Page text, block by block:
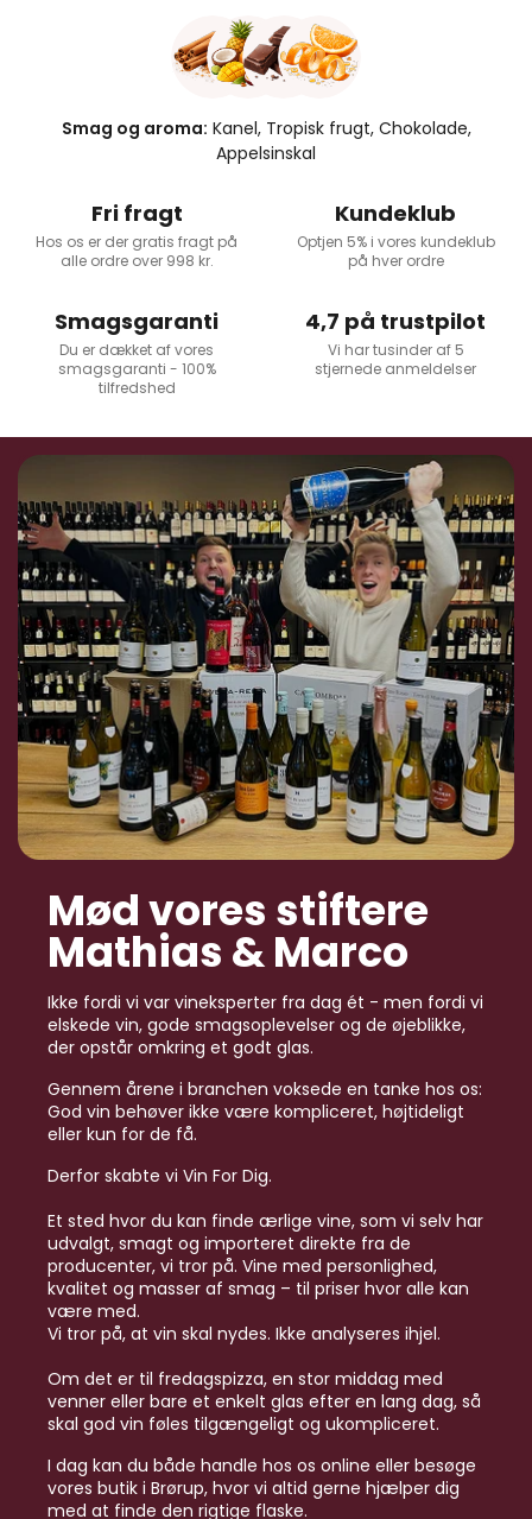
Smag og aroma: Kanel, Tropisk frugt, Chokolade,
Appelsinskal
Fri fragt
Hos os er der gratis fragt på
alle ordre over 998 kr.
Kundeklub
Optjen 5% i vores kundeklub
på hver ordre
Smagsgaranti
Du er dækket af vores
smagsgaranti - 100%
tilfredshed
4,7 på trustpilot
Vi har tusinder af 5
stjernede anmeldelser
Mød vores stiftere
Mathias & Marco
Ikke fordi vi var vineksperter fra dag ét - men fordi vi
elskede vin, gode smagsoplevelser og de øjeblikke,
der opstår omkring et godt glas.
Gennem årene i branchen voksede en tanke hos os:
God vin behøver ikke være kompliceret, højtideligt
eller kun for de få.
Derfor skabte vi Vin For Dig.
Et sted hvor du kan finde ærlige vine, som vi selv har
udvalgt, smagt og importeret direkte fra de
producenter, vi tror på. Vine med personlighed,
kvalitet og masser af smag – til priser hvor alle kan
være med.
Vi tror på, at vin skal nydes. Ikke analyseres ihjel.
Om det er til fredagspizza, en stor middag med
venner eller bare et enkelt glas efter en lang dag, så
skal god vin føles tilgængeligt og ukompliceret.
I dag kan du både handle hos os online eller besøge
vores butik i Brørup, hvor vi altid gerne hjælper dig
med at finde den rigtige flaske.